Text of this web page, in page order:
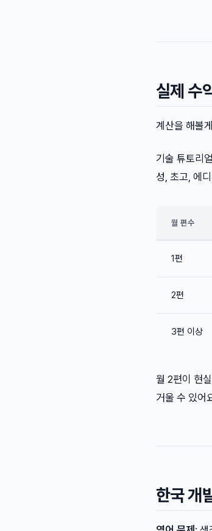
실제 수
계산을 해볼
기술 튜토리
성, 초고, 에
월 편수
1편
2편
3편 이상
월 2편이 현
거울 수 있어
한국 개